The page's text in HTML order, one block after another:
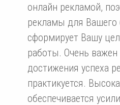
онлайн рекламой,
рекламы для
сформирует Вашу
работы. Очень
достижения успеха
практикуется.
обеспечивается